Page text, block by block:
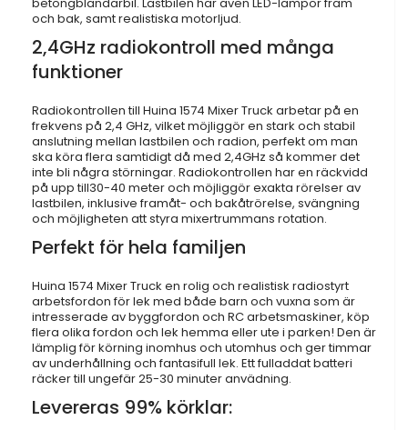
och bak, samt realistiska motorljud.
2,4GHz radiokontroll med många
funktioner
Radiokontrollen till Huina 1574 Mixer Truck arbetar på en
frekvens på 2,4 GHz, vilket möjliggör en stark och stabil
anslutning mellan lastbilen och radion, perfekt om man
ska köra flera samtidigt då med 2,4GHz så kommer det
inte bli några störningar. Radiokontrollen har en räckvidd
på upp till30-40 meter och möjliggör exakta rörelser av
lastbilen, inklusive framåt- och bakåtrörelse, svängning
och möjligheten att styra mixertrummans rotation.
Perfekt för hela familjen
Huina 1574 Mixer Truck en rolig och realistisk radiostyrt
arbetsfordon för lek med både barn och vuxna som är
intresserade av byggfordon och RC arbetsmaskiner, köp
flera olika fordon och lek hemma eller ute i parken! Den är
lämplig för körning inomhus och utomhus och ger timmar
av underhållning och fantasifull lek. Ett fulladdat batteri
räcker till ungefär 25-30 minuter anvädning.
Levereras 99% körklar: